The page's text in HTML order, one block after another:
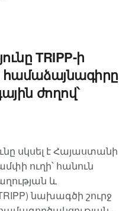
TRIPP-ի
ժողով՝
սկսել է Հայաստանի
ուղի՝ հանուն
և
նախագծի շուրջ